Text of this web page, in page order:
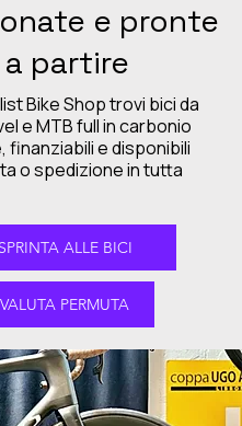
e pronte
a partire
Bike Shop trovi bici da
e MTB full in carbonio
finanziabili e disponibili
o spedizione in tutta
SPRINTA ALLE BICI
VALUTA PERMUTA